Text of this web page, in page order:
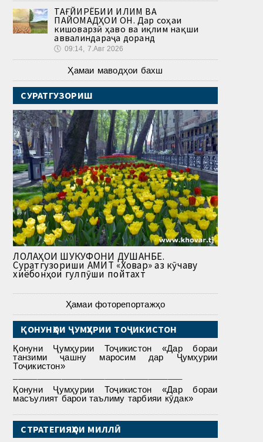
ТАҒЙИРЁБИИ ИҚЛИМ ВА
ПАЙОМАДҲОИ ОН. Дар соҳаи
кишоварзӣ ҳаво ва иқлим нақши
аввалиндараҷа доранд
🕔 09:14, 7.Авг 2026
Ҳамаи маводҳои бахш
СУРАТГУЗОРИШ
ЛОЛАҲОИ ШУКУФОНИ ДУШАНБЕ.
Суратгузориши АМИТ «Ховар» аз кӯчаву
хиёбонҳои гулпӯши пойтахт
Ҳамаи фоторепортажҳо
ҚОНУНҲОИ ҶУМҲУРИИ ТОҶИКИСТОН
Қонуни Ҷумҳурии Тоҷикистон «Дар бораи
танзими ҷашну маросим дар Ҷумҳурии
Тоҷикистон»
Қонуни Ҷумҳурии Тоҷикистон «Дар бораи
масъулият барои таълиму тарбияи кӯдак»
СТРАТЕГИЯҲОИ МИЛЛӢ